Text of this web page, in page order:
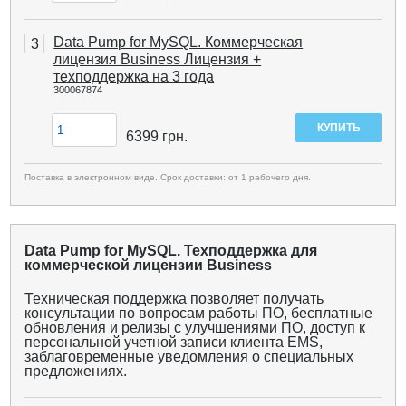
3
Data Pump for MySQL. Коммерческая
лицензия Business Лицензия +
техподдержка на 3 года
300067874
6399 грн.
Поставка в электронном виде. Срок доставки: от 1 рабочего дня.
Data Pump for MySQL. Техподдержка для
коммерческой лицензии Business
Техническая поддержка позволяет получать
консультации по вопросам работы ПО, бесплатные
обновления и релизы с улучшениями ПО, доступ к
персональной учетной записи клиента EMS,
заблаговременные уведомления о специальных
предложениях.